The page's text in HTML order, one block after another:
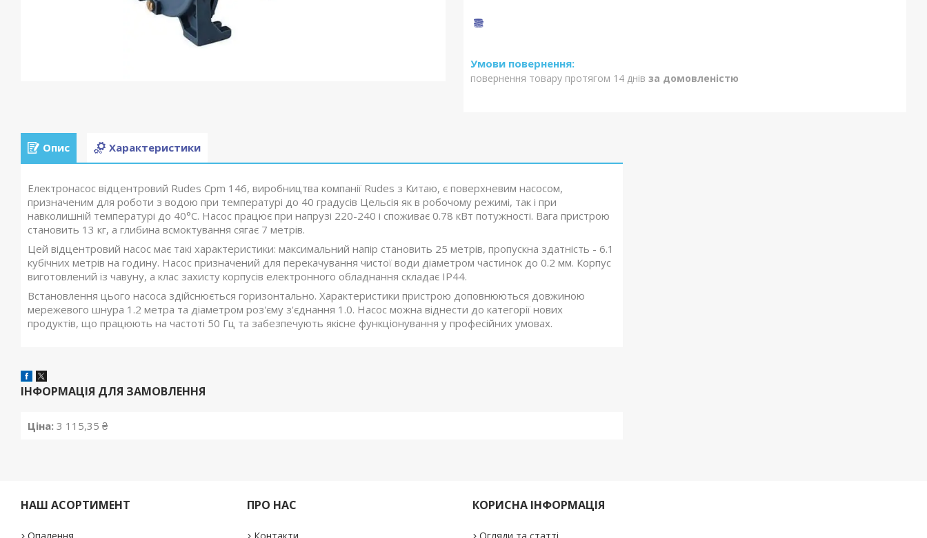
повернення товару протягом 14 днів за домовленістю
Опис Характеристики
Електронасос відцентровий Rudes Cpm 146, виробництва компанії Rudes з Китаю, є поверхневим насосом,
призначеним для роботи з водою при температурі до 40 градусів Цельсія як в робочому режимі, так і при
навколишній температурі до 40°С. Насос працює при напрузі 220-240 і споживає 0.78 кВт потужності. Вага пристрою
становить 13 кг, а глибина всмоктування сягає 7 метрів.
Цей відцентровий насос має такі характеристики: максимальний напір становить 25 метрів, пропускна здатність - 6.1
кубічних метрів на годину. Насос призначений для перекачування чистої води діаметром частинок до 0.2 мм. Корпус
виготовлений із чавуну, а клас захисту корпусів електронного обладнання складає IP44.
Встановлення цього насоса здійснюється горизонтально. Характеристики пристрою доповнюються довжиною
мережевого шнура 1.2 метра та діаметром роз'єму з'єднання 1.0. Насос можна віднести до категорії нових
продуктів, що працюють на частоті 50 Гц та забезпечують якісне функціонування у професійних умовах.
ІНФОРМАЦІЯ ДЛЯ ЗАМОВЛЕННЯ
Ціна: 3 115,35 ₴
НАШ АСОРТИМЕНТ ПРО НАС КОРИСНА ІНФОРМАЦІЯ